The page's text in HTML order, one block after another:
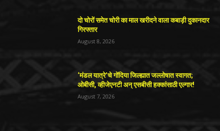
दो चोरों समेत चोरी का माल खरीदने वाला कबाड़ी दुकानदार
गिरफ्तार
August 8, 2026
‘मंडल यात्रे’चे गोंदिया जिल्ह्यात जल्लोषात स्वागत;
ओबीसी, व्हीजेएनटी अन् एसबीसी हक्कांसाठी एल्गार!
August 7, 2026